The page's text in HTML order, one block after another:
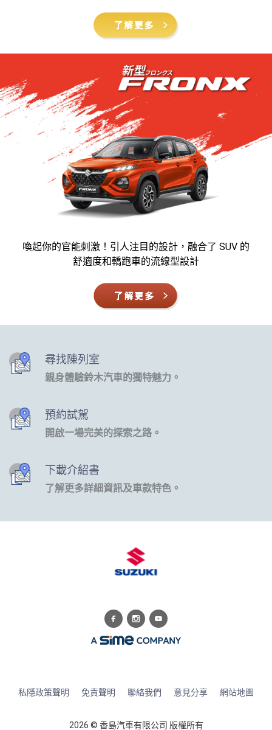
喚起你的官能刺激！引人注目的設計，融合了 SUV 的
舒適度和轎跑車的流線型設計
尋找陳列室
親身體驗鈴木汽車的獨特魅力。
預約試駕
開啟一場完美的探索之路。
下載介紹書
了解更多詳細資訊及車款特色。
私隱政策聲明 免責聲明 聯絡我們 意見分享 網站地圖
2026 © 香島汽車有限公司 版權所有